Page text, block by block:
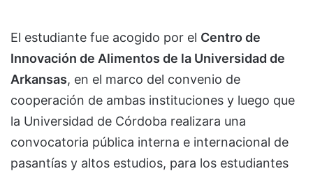
El estudiante fue acogido por el Centro de
Innovación de Alimentos de la Universidad de
Arkansas, en el marco del convenio de
cooperación de ambas instituciones y luego que
la Universidad de Córdoba realizara una
convocatoria pública interna e internacional de
pasantías y altos estudios, para los estudiantes